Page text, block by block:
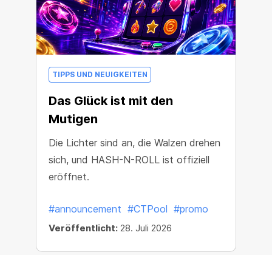
TIPPS UND NEUIGKEITEN
Das Glück ist mit den
Mutigen
Die Lichter sind an, die Walzen drehen
sich, und HASH-N-ROLL ist offiziell
eröffnet.
#announcement #CTPool #promo
Veröffentlicht: 28. Juli 2026